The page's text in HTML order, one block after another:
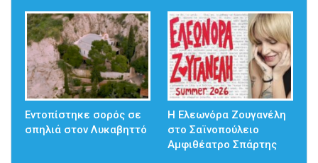
Εντοπίστηκε σορός σε
σπηλιά στον Λυκαβηττό
Η Ελεωνόρα Ζουγανέλη
στο Σαϊνοπούλειο
Αμφιθέατρο Σπάρτης